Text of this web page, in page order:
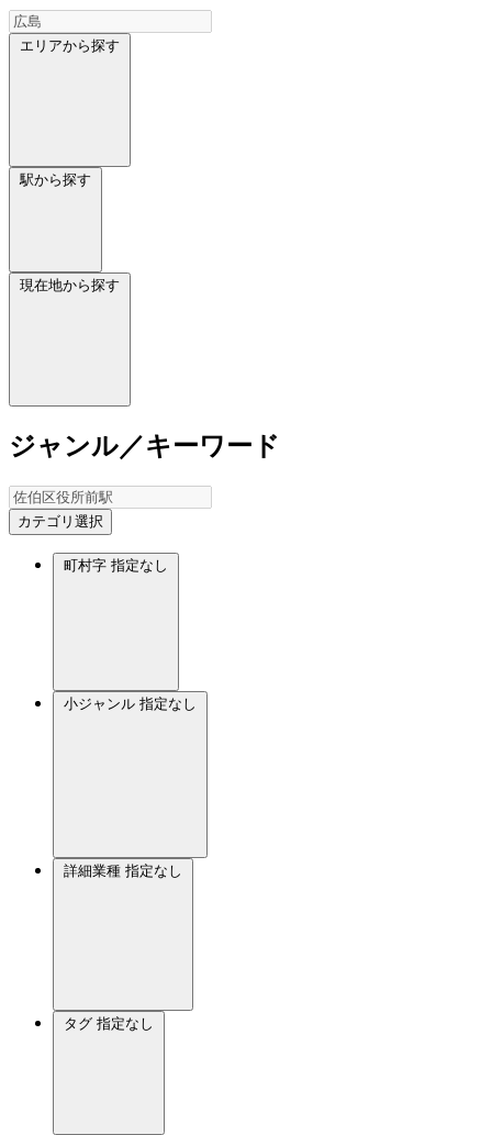
エリアから探す
駅から探す
現在地から探す
ジャンル／キーワード
カテゴリ選択
町村字 指定なし
小ジャンル 指定なし
詳細業種 指定なし
タグ 指定なし